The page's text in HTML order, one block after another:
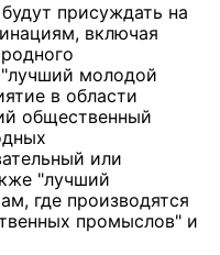
присуждать на
включая
молодой
в области
общественный
или
"лучший
где производятся
промыслов" и